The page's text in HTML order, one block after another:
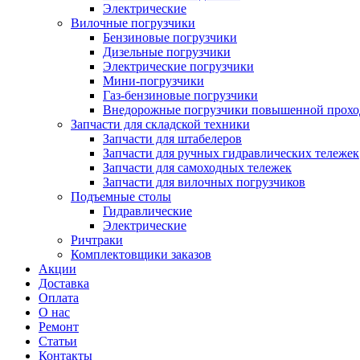
Электрические
Вилочные погрузчики
Бензиновые погрузчики
Дизельные погрузчики
Электрические погрузчики
Мини-погрузчики
Газ-бензиновые погрузчики
Внедорожные погрузчики повышенной
Запчасти для складской техники
Запчасти для штабелеров
Запчасти для ручных гидравлических тележек
Запчасти для самоходных тележек
Запчасти для вилочных погрузчиков
Подъемные столы
Гидравлические
Электрические
Ричтраки
Комплектовщики заказов
Акции
Доставка
Оплата
О нас
Ремонт
Статьи
Контакты